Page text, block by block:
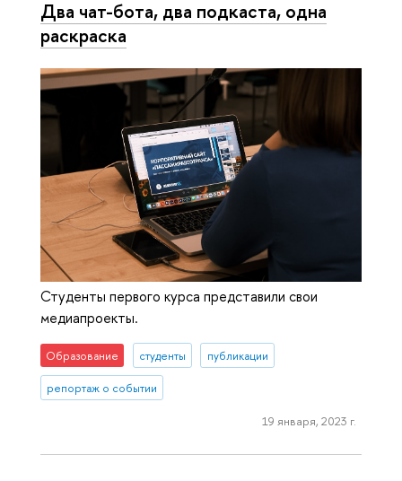
Два чат-бота, два подкаста, одна
раскраска
Студенты первого курса представили свои
медиапроекты.
Образование студенты публикации
репортаж о событии
19 января, 2023 г.